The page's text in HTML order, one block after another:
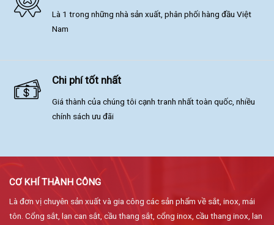
Là 1 trong những nhà sản xuất, phân phối hàng đầu Việt
Nam
Chi phí tốt nhất
Giá thành của chúng tôi cạnh tranh nhất toàn quốc, nhiều
chính sách ưu đãi
CƠ KHÍ THÀNH CÔNG
Là đơn vị chuyên sản xuất và gia công các sản phẩm về sắt, inox, mái
tôn. Cổng sắt, lan can sắt, cầu thang sắt, cổng inox, cầu thang inox, lan